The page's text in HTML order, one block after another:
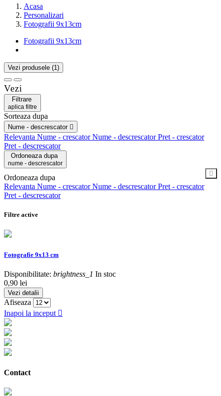
Acasa
Personalizari
Fotografii 9x13cm
Fotografii 9x13cm
Vezi produsele (1)
Vezi
Filtrare
aplica filtre
Sorteaza dupa
Nume - descrescator 
Relevanta Nume - crescatorNume - descrescatorPret - crescator
Pret - descrescator
Ordoneaza dupa
nume - descrescator
Ordoneaza dupa
Relevanta Nume - crescatorNume - descrescatorPret - crescator
Pret - descrescator
Filtre active
Fotografie 9x13 cm
Disponibilitate: brightness_1 In stoc
Pret
0,90 lei
Vezi detalii
Afiseaza
Inapoi la inceput 
Contact